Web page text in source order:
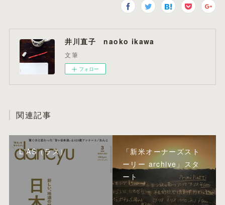
井川直子 naoko ikawa
文筆
フォロー
関連記事
L'AS（ラス）
「新米オーナーズスト
ーリー archive」スタ
ート